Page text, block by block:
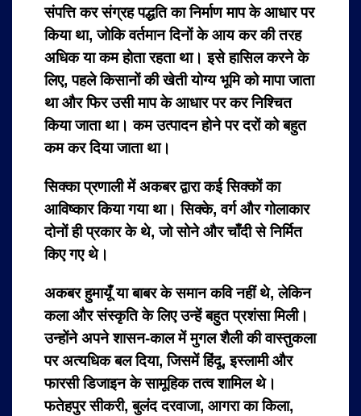
संपत्ति कर संग्रह पद्धति का निर्माण माप के आधार पर
किया था, जोकि वर्तमान दिनों के आय कर की तरह
अधिक या कम होता रहता था। इसे हासिल करने के
लिए, पहले किसानों की खेती योग्य भूमि को मापा जाता
था और फिर उसी माप के आधार पर कर निश्चित
किया जाता था। कम उत्पादन होने पर दरों को बहुत
कम कर दिया जाता था।
सिक्का प्रणाली में अकबर द्वारा कई सिक्कों का
आविष्कार किया गया था। सिक्के, वर्ग और गोलाकार
दोनों ही प्रकार के थे, जो सोने और चाँदी से निर्मित
किए गए थे।
अकबर हुमायूंँ या बाबर के समान कवि नहीं थे, लेकिन
कला और संस्कृति के लिए उन्हें बहुत प्रशंसा मिली।
उन्होंने अपने शासन-काल में मुगल शैली की वास्तुकला
पर अत्यधिक बल दिया, जिसमें हिंदू, इस्लामी और
फारसी डिजाइन के सामूहिक तत्व शामिल थे।
फतेहपुर सीकरी, बुलंद दरवाजा, आगरा का किला,